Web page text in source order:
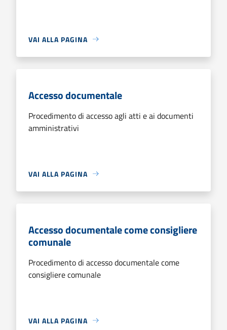
VAI ALLA PAGINA
Accesso documentale
Procedimento di accesso agli atti e ai documenti
amministrativi
VAI ALLA PAGINA
Accesso documentale come consigliere
comunale
Procedimento di accesso documentale come
consigliere comunale
VAI ALLA PAGINA